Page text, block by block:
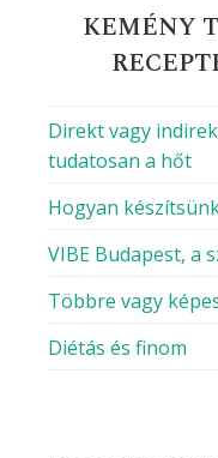
KEMÉNY
Direkt vagy
tudatosan a hőt
Hogyan
VIBE Budapest, a
Többre vagy
Diétás és finom